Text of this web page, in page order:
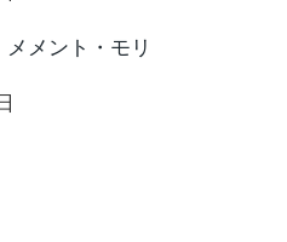
メント・モリ